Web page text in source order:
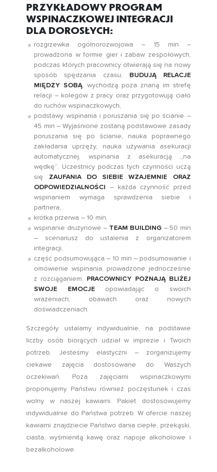
PRZYKŁADOWY PROGRAM
WSPINACZKOWEJ INTEGRACJI
DLA DOROSŁYCH:
rozgrzewka ogólnorozwojowa – 15 min –
prowadzona w formie gier i zabaw zespołowych,
podczas których pracownicy otwierają się na nowy
sposób spędzania czasu,
BUDUJĄ RELACJE
MIĘDZY SOBĄ, wychodzą poza znaną im strefę
relacji – kolegów z pracy oraz przygotowują ciało
do ruchów wspinaczkowych,
podstawy wspinania i poruszania się po ścianie –
45 min – Wyjaśnione zostaną podstawowe zasady
poruszania się po ścianie, nauka poprawnego
zakładania uprzęży, nauka używania asekuracji
automatycznej, wspinania z asekuracją „na
wędkę”. Uczestnicy podczas tych czynności uczą
się ZAUFANIA DO SIEBIE WZAJEMNIE ORAZ
ODPOWIEDZIALNOŚCI
– każda czynność przed
wspinaniem wymaga sprawdzenia siebie i
partnera,
krótka przerwa – 10 min,
wspinanie drużynowe – TEAM BUILDING – 50 min
– scenariusz do ustalenia z organizatorem
integracji,
część podsumowująca – 10 min – podsumowanie i
omówienie wspinania, prowadzone jednocześnie
z rozciąganiem. PRACOWNICY POZNAJĄ BLIŻEJ
SWOJE EMOCJEopowiadając o swoich
wrażeniach, obawach oraz nowych
doświadczeniach.
Szczegóły ustalamy indywidualnie, na podstawie
liczby osób biorących udział w imprezie i Twoich
potrzeb. Jesteśmy elastyczni – zorganizujemy
ciekawe zajęcia dostosowane do Waszych
oczekiwań. Poza zajęciami wspinaczkowymi
proponujemy Państwu również poczęstunek i czas
wolny w naszej kawiarni. Pakiet dostosowujemy
indywidualnie do Państwa potrzeb. W ofercie naszej
kawiarni znajdziecie Państwo dania ciepłe, przekąski,
ciasta, wyśmienitą kawę oraz napoje alkoholowe i
bezalkoholowe.